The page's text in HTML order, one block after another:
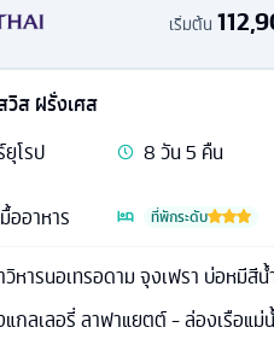
เริ่มต้น
วิส ฝรั่งเศส
ยุโรป 8วัน5 คืน
มื้ออาหาร ที่พักระดับ
มหาวิหารนอเทรอดา
แกลเลอรี่ ลาฟาแยตต์ - ล่องเรือแ